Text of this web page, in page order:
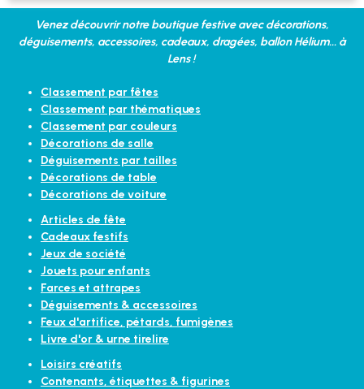
Venez découvrir notre boutique festive avec décorations,
déguisements, accessoires, cadeaux, dragées, ballon Hélium... à
Lens !
Classement par fêtes
Classement par thématiques
Classement par couleurs
Décorations de salle
Déguisements par tailles
Décorations de table
Décorations de voiture
Articles de fête
Cadeaux festifs
Jeux de société
Jouets pour enfants
Farces et attrapes
Déguisements & accessoires
Feux d'artifice, pétards, fumigènes
Livre d'or & urne tirelire
Loisirs créatifs
Contenants, étiquettes & figurines